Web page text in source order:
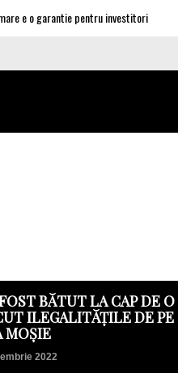
o garantie pentru investitori
BĂTUT LA CAP DE O
ILEGALITĂȚILE DE PE
MOȘIE
2022